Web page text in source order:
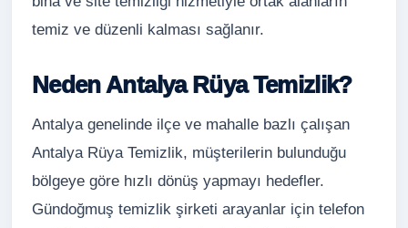
temiz ve düzenli kalması sağlanır.
Neden Antalya Rüya Temizlik?
Antalya genelinde ilçe ve mahalle bazlı çalışan
Antalya Rüya Temizlik, müşterilerin bulunduğu
bölgeye göre hızlı dönüş yapmayı hedefler.
Gündoğmuş temizlik şirketi arayanlar için telefon